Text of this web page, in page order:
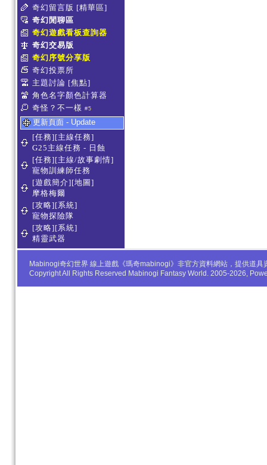
奇幻留言版 [精華區]
奇幻閒聊區
奇幻遊戲看板查詢器
奇幻交易版
奇幻序號分享版
奇幻投票所
主題討論 [焦點]
角色名字顏色計算器
奇怪？不一樣 #5
更新頁面 - Update
[任務][主線任務]
G25主線任務 - 日蝕
[任務][主線/故事劇情]
寵物訓練師任務
[遊戲簡介][地圖]
摩格梅爾
[攻略][系統]
寵物探險隊
[攻略][系統]
精靈武器
Mabinogi奇幻世界 線上遊戲《瑪奇mabinogi》非官方資料網站，提供道
Copyright All Rights Reserved Mabinogi Fantasy World. 2005-2026,